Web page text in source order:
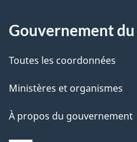
i
l
s
d
propos
de
ce
site
Gouvernement du
Toutes les coordonnées
Ministères et organismes
À propos du gouvernement